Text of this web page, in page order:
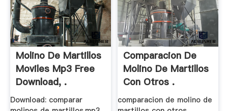
Molino De Martillos
Moviles Mp3 Free
Download, .
Download: comparar
Comparacion De
Molino De Martillos
Con Otros .
comparacion de molino de